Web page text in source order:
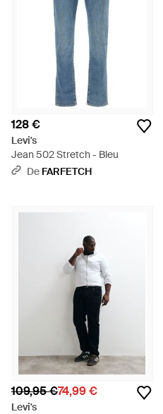
128 €
Levi's
Jean 502 Stretch - Bleu
De FARFETCH
109,95 €74,99 €
Levi's